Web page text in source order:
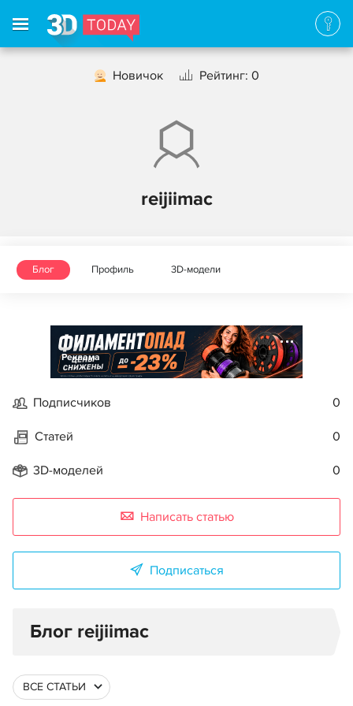
Новичок Рейтинг: 0
reijiimac
Блог Профиль 3D-модели
Реклама
Подписчиков 0
Статей 0
3D-моделей 0
Написать статью
Подписаться
Блог reijiimac
ВСЕ СТАТЬИ